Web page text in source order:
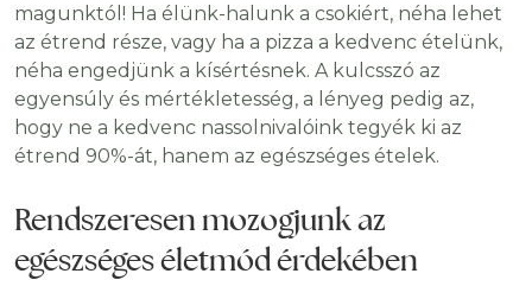
magunktól! Ha élünk-halunk a csokiért, néha lehet
az étrend része, vagy ha a pizza a kedvenc ételünk,
néha engedjünk a kísértésnek. A kulcsszó az
egyensúly és mértékletesség, a lényeg pedig az,
hogy ne a kedvenc nassolnivalóink tegyék ki az
étrend 90%-át, hanem az egészséges ételek.
Rendszeresen mozogjunk az
egészséges életmód érdekében